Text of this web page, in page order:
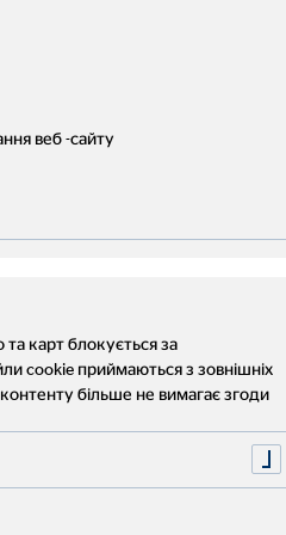
правильні фінансові
цілей і побажань.
перевагами
ми
веб -сайту
карт блокується за
cookie приймаються з зовнішніх
більше не вимагає згоди